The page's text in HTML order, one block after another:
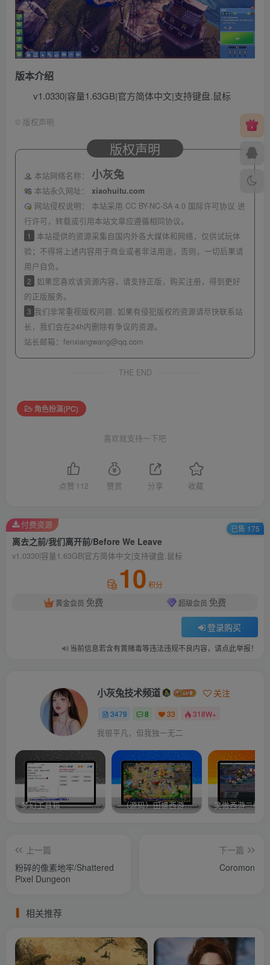
版本介绍
v1.0330|容量1.63GB|官方简体中文|支持键盘.鼠标
© 版权声明
版权声明
本站网络名称： 小灰兔
本站永久网址：
xiaohuitu.com
网站侵权说明：
本站采用 CC BY-NC-SA 4.0 国际许可协议 进
行许可，转载或引用本站文章应遵循相同协议。
1
本站提供的资源采集自国内外各大媒体和网络，仅供试玩体
验；不得将上述内容用于商业或者非法用途，否则，一切后果请
用户自负。
2
如果您喜欢该资源内容，请支持正版，购买注册，得到更好
的正版服务。
3 我们非常重视版权问题, 如果有侵犯版权的资源请尽快联系站
长，我们会在24h内删除有争议的资源。
站长邮箱： fenxiangwang@qq.com
THE END
角色扮演(PC)
喜欢就支持一下吧
点赞 112 赞赏 分享 收藏
离去之前/我们离开前/Before We Leave
v1.0330|容量1.63GB|官方简体中文|支持键盘.鼠标
10 积分
黄金会员 免费 超级会员 免费
登录购买
当前信息若含有黄赌毒等违法违规不良内容，请点此举报！
付费资源 已售 175
小灰兔技术频道 关注
3479 8 33 318W+
我很平凡，但我独一无二
梦幻工具箱————-免费 –（源码）田螺西游9.0 假人摆摊18门派飞升渡劫化圣助战最新BB谛听…. 笑傲西游二版-
上一篇
粉碎的像素地牢/Shattered
Pixel Dungeon
下一篇
Coromon
相关推荐